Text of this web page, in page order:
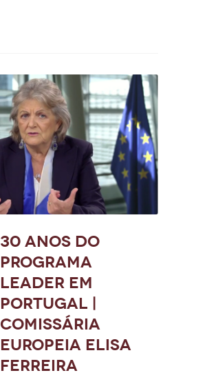
30 anos do
Programa
LEADER em
Portugal |
Comissária
Europeia Elisa
Ferreira